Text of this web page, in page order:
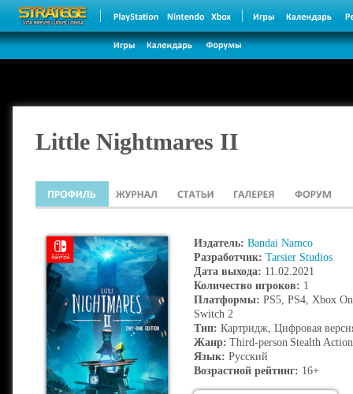
Little Nightmares II
Издатель: Bandai Namco
Разработчик: Tarsier Studios
Дата выхода: 11.02.2021
Количество игроков: 1
Платформы: PS5, PS4, Xbox
Switch 2
Тип: Картридж, Цифровая
Жанр: Third-person Stealth Action
Язык: Русский
Возрастной рейтинг: 16+